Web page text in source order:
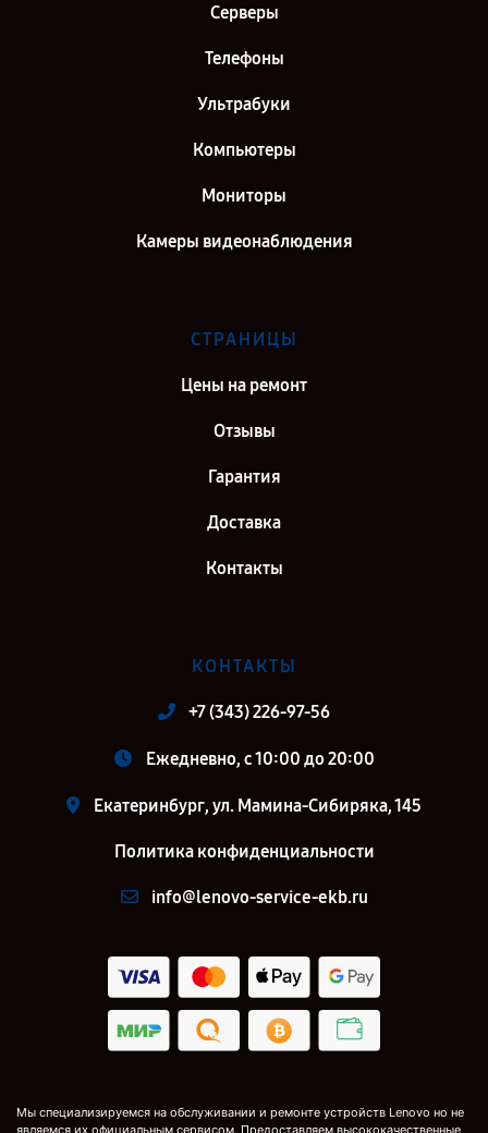
Серверы
Телефоны
Ультрабуки
Компьютеры
Мониторы
Камеры видеонаблюдения
СТРАНИЦЫ
Цены на ремонт
Отзывы
Гарантия
Доставка
Контакты
КОНТАКТЫ
+7 (343) 226-97-56
Ежедневно, с 10:00 до 20:00
Екатеринбург, ул. Мамина-Сибиряка, 145
Политика конфиденциальности
info@lenovo-service-ekb.ru
Мы специализируемся на обслуживании и ремонте устройств Lenovo но не